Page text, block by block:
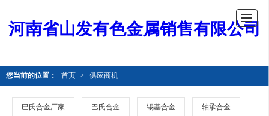
河南省山发有色金属销售有限公司
您当前的位置： 首页 > 供应商机
巴氏合金厂家 巴氏合金 锡基合金 轴承合金